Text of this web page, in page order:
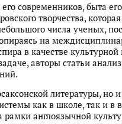
современников, быта
творчества,
числа ученых,
на
в качестве культурной
авторы статьи
литературы, но
как в школе, так и в
англоязычной